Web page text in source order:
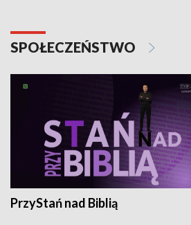
SPOŁECZEŃSTWO
PrzyStań nad Biblią